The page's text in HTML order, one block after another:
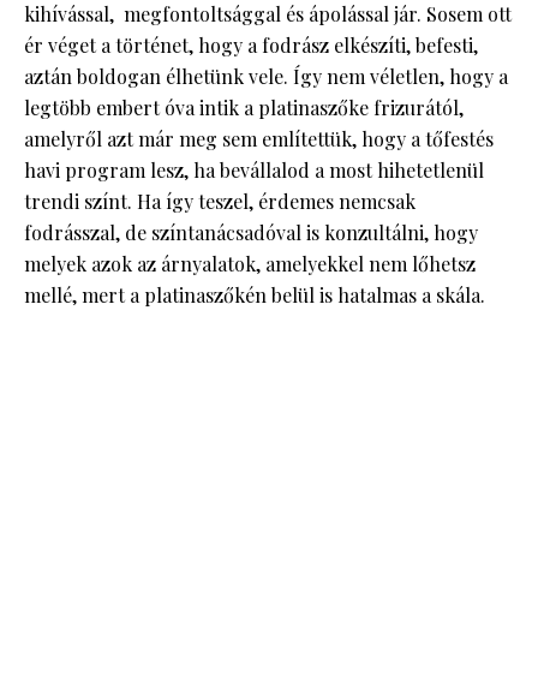
kihívással, megfontoltsággal és ápolással jár. Sosem ott
ér véget a történet, hogy a fodrász elkészíti, befesti,
aztán boldogan élhetünk vele. Így nem véletlen, hogy a
legtöbb embert óva intik a platinaszőke frizurától,
amelyről azt már meg sem említettük, hogy a tőfestés
havi program lesz, ha bevállalod a most hihetetlenül
trendi színt. Ha így teszel, érdemes nemcsak
fodrásszal, de színtanácsadóval is konzultálni, hogy
melyek azok az árnyalatok, amelyekkel nem lőhetsz
mellé, mert a platinaszőkén belül is hatalmas a skála.